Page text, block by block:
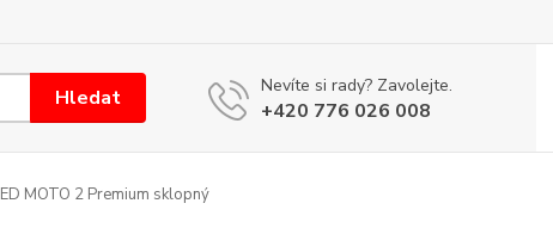
Hledat Nevíte si rady? Zavolejte.
+420 776 026 008
MOTO 2 Premium sklopný